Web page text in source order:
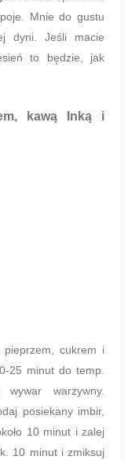
Mnie do gustu
dyni. Jeśli macie
to będzie, jak
kawą Inką i
cukrem i
25 minut do temp.
warzywny.
posiekany imbir,
10 minut i zalej
10 minut i zmiksuj